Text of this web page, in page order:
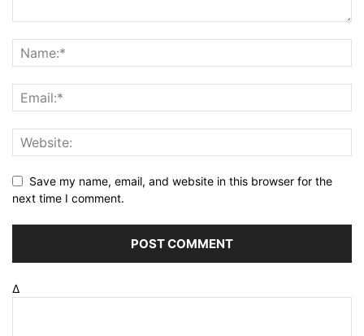
Save my name, email, and website in this browser for the
next time I comment.
Δ